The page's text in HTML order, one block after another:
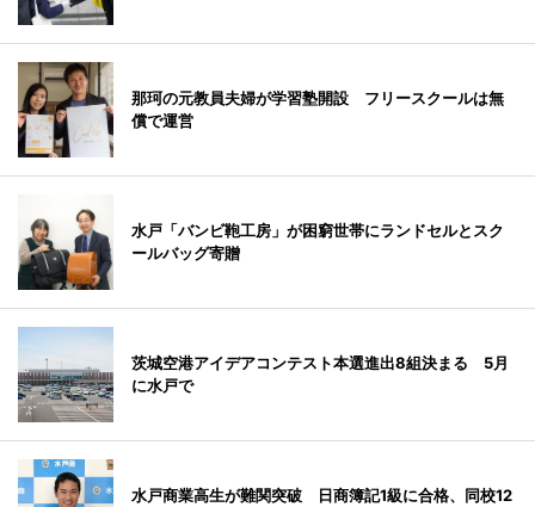
那珂の元教員夫婦が学習塾開設 フリースクールは無
償で運営
水戸「バンビ鞄工房」が困窮世帯にランドセルとスク
ールバッグ寄贈
茨城空港アイデアコンテスト本選進出8組決まる 5月
に水戸で
水戸商業高生が難関突破 日商簿記1級に合格、同校12